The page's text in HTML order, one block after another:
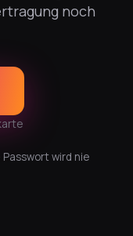
noch
wird nie